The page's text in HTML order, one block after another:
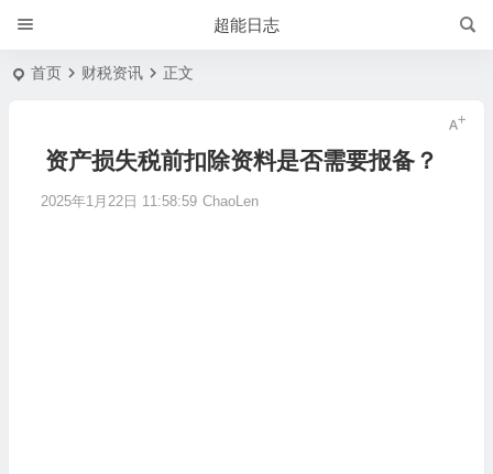
超能日志
首页 财税资讯 正文
资产损失税前扣除资料是否需要报备？
2025年1月22日 11:58:59 ChaoLen